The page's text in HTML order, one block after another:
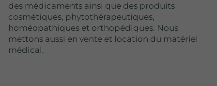
des médicaments ainsi que des produits
cosmétiques, phytothérapeutiques,
homéopathiques et orthopédiques. Nous
mettons aussi en vente et location du matériel
médical.